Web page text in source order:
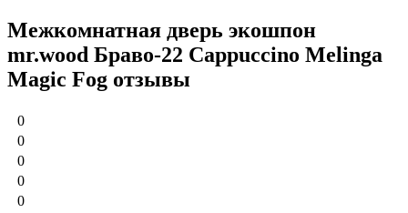
Межкомнатная дверь экошпон
mr.wood Браво-22 Cappuccino Melinga
Magic Fog отзывы
0
0
0
0
0